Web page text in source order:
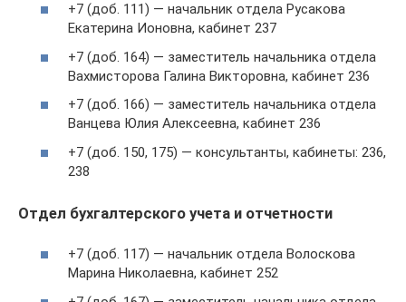
+7 (доб. 111) — начальник отдела Русакова
Екатерина Ионовна, кабинет 237
+7 (доб. 164) — заместитель начальника отдела
Вахмисторова Галина Викторовна, кабинет 236
+7 (доб. 166) — заместитель начальника отдела
Ванцева Юлия Алексеевна, кабинет 236
+7 (доб. 150, 175) — консультанты, кабинеты: 236,
238
Отдел бухгалтерского учета и отчетности
+7 (доб. 117) — начальник отдела Волоскова
Марина Николаевна, кабинет 252